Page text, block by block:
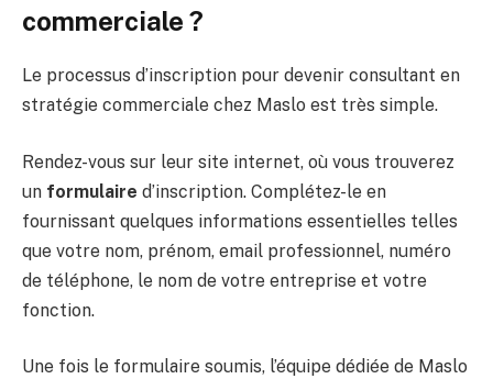
commerciale ?
Le processus d’inscription pour devenir consultant en
stratégie commerciale chez Maslo est très simple.
Rendez-vous sur leur site internet, où vous trouverez
un formulaire d’inscription. Complétez-le en
fournissant quelques informations essentielles telles
que votre nom, prénom, email professionnel, numéro
de téléphone, le nom de votre entreprise et votre
fonction.
Une fois le formulaire soumis, l’équipe dédiée de Maslo